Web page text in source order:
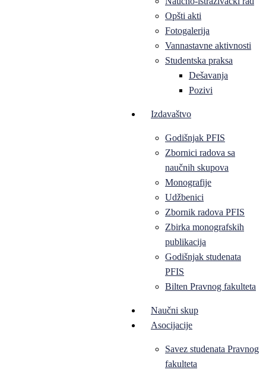
Opšti akti
Fotogalerija
Vannastavne aktivnosti
Studentska praksa
Dešavanja
Pozivi
Izdavaštvo
Godišnjak PFIS
Zbornici radova sa
naučnih skupova
Monografije
Udžbenici
Zbornik radova PFIS
Zbirka monografskih
publikacija
Godišnjak studenata
PFIS
Bilten Pravnog fakulteta
Naučni skup
Asocijacije
Savez studenata Pravnog
fakulteta